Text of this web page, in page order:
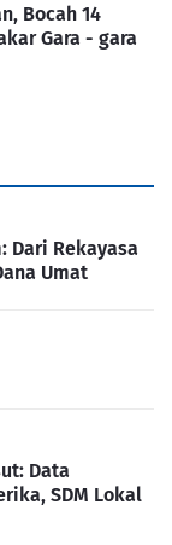
Bocah 14
Gara - gara
Dari Rekayasa
Umat
Data
SDM Lokal